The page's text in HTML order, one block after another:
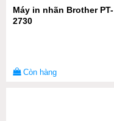
Máy in nhãn Brother PT-
2730
Còn hàng